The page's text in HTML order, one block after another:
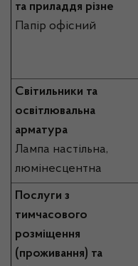
та приладдя різне
Папір офісний
Світильники та
освітлювальна
арматура
Лампа настільна,
люмінесцентна
Послуги з
тимчасового
розміщення
(проживання) та